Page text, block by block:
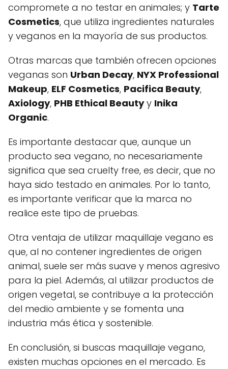
compromete a no testar en animales; y Tarte
Cosmetics, que utiliza ingredientes naturales
y veganos en la mayoría de sus productos.
Otras marcas que también ofrecen opciones
veganas son Urban Decay, NYX Professional
Makeup, ELF Cosmetics, Pacifica Beauty,
Axiology, PHB Ethical Beautyy Inika
Organic.
Es importante destacar que, aunque un
producto sea vegano, no necesariamente
significa que sea cruelty free, es decir, que no
haya sido testado en animales. Por lo tanto,
es importante verificar que la marca no
realice este tipo de pruebas.
Otra ventaja de utilizar maquillaje vegano es
que, al no contener ingredientes de origen
animal, suele ser más suave y menos agresivo
para la piel. Además, al utilizar productos de
origen vegetal, se contribuye a la protección
del medio ambiente y se fomenta una
industria más ética y sostenible.
En conclusión, si buscas maquillaje vegano,
existen muchas opciones en el mercado. Es